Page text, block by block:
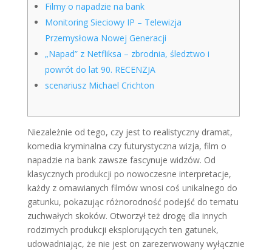
Filmy o napadzie na bank
Monitoring Sieciowy IP – Telewizja
Przemysłowa Nowej Generacji
„Napad” z Netfliksa – zbrodnia, śledztwo i
powrót do lat 90. RECENZJA
scenariusz Michael Crichton
Niezależnie od tego, czy jest to realistyczny dramat,
komedia kryminalna czy futurystyczna wizja, film o
napadzie na bank zawsze fascynuje widzów. Od
klasycznych produkcji po nowoczesne interpretacje,
każdy z omawianych filmów wnosi coś unikalnego do
gatunku, pokazując różnorodność podejść do tematu
zuchwałych skoków. Otworzył też drogę dla innych
rodzimych produkcji eksplorujących ten gatunek,
udowadniając, że nie jest on zarezerwowany wyłącznie